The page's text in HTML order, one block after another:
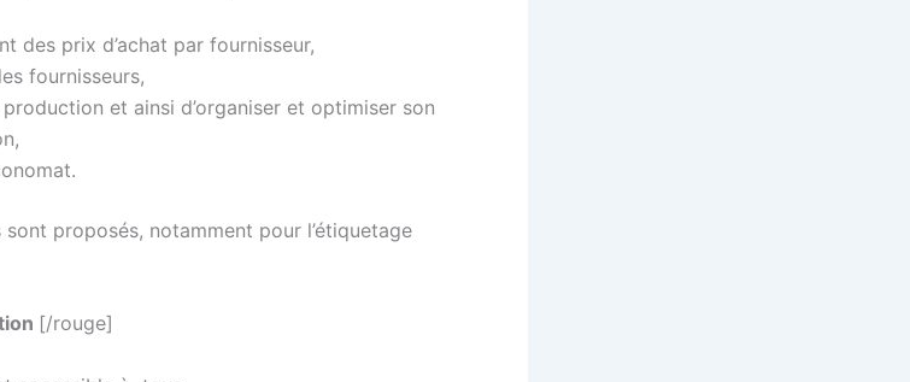
des prix d’achat par fournisseur,
fournisseurs,
et ainsi d’organiser et optimiser son
proposés, notamment pour l’étiquetage
[/rouge]